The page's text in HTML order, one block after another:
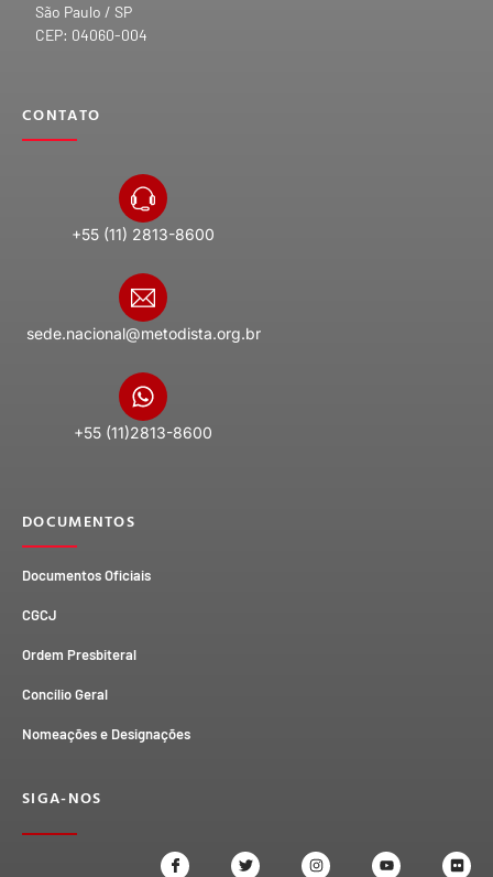
São Paulo / SP
CEP: 04060-004
CONTATO
+55 (11) 2813-8600
sede.nacional@metodista.org.br
+55 (11)2813-8600
DOCUMENTOS
Documentos Oficiais
CGCJ
Ordem Presbiteral
Concílio Geral
Nomeações e Designações
SIGA-NOS